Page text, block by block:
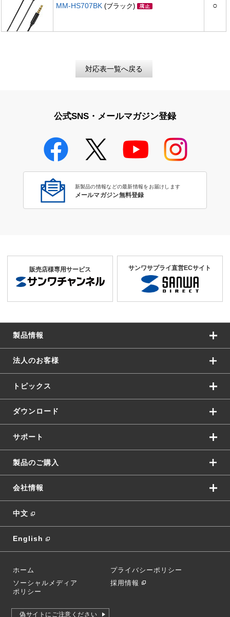
MM-HS707BK (ブラック) ○
対応表一覧へ戻る
公式SNS・メールマガジン登録
新製品の情報などの最新情報をお届けします
メールマガジン無料登録
販売店様専用サービス サンワサプライ直営ECサイト
製品情報
法人のお客様
トピックス
ダウンロード
サポート
製品のご購入
会社情報
中文
English
ホーム
プライバシーポリシー
ソーシャルメディア
ポリシー
採用情報
偽サイトにご注意ください